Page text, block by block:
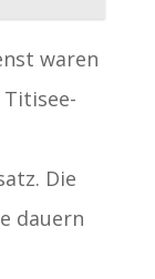
waren
Die
dauern